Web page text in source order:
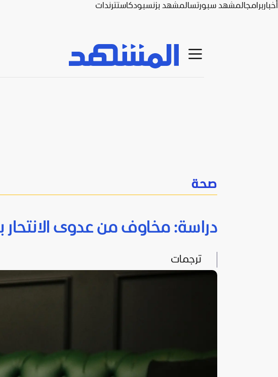
أخباربرامجالمشهد سبورتسالمشهد بزنسبودكاستترندات
صحة
دراسة: مخاوف من عدوى الانتحار
ترجمات